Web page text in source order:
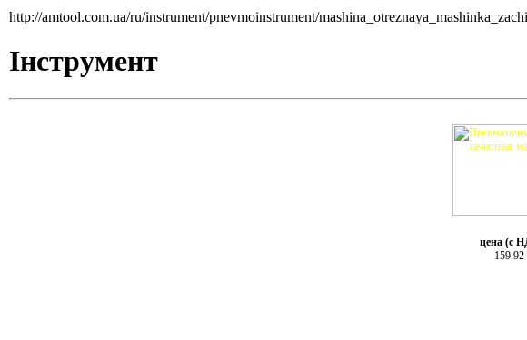
http://amtool.com.ua/ru/instrument/pnevmoinstrument/
Інструмент
цена (с
159.92